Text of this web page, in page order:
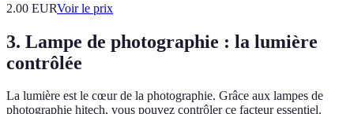
2.00 EURVoir le prix
3. Lampe de photographie : la lumière
contrôlée
La lumière est le cœur de la photographie. Grâce aux lampes de
photographie hitech, vous pouvez contrôler ce facteur essentiel.